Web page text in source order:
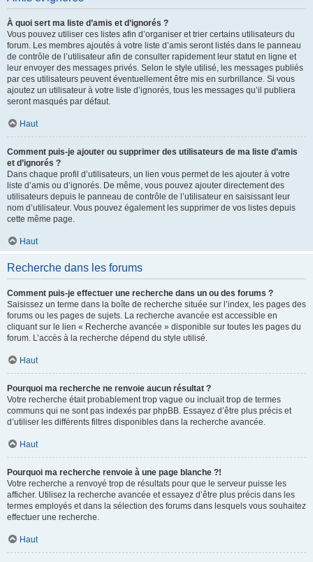
À quoi sert ma liste d’amis et d’ignorés ?
Vous pouvez utiliser ces listes afin d’organiser et trier certains utilisateurs du
forum. Les membres ajoutés à votre liste d’amis seront listés dans le panneau
de contrôle de l’utilisateur afin de consulter rapidement leur statut en ligne et
leur envoyer des messages privés. Selon le style utilisé, les messages publiés
par ces utilisateurs peuvent éventuellement être mis en surbrillance. Si vous
ajoutez un utilisateur à votre liste d’ignorés, tous les messages qu’il publiera
seront masqués par défaut.
Haut
Comment puis-je ajouter ou supprimer des utilisateurs de ma liste d’amis
et d’ignorés ?
Dans chaque profil d’utilisateurs, un lien vous permet de les ajouter à votre
liste d’amis ou d’ignorés. De même, vous pouvez ajouter directement des
utilisateurs depuis le panneau de contrôle de l’utilisateur en saisissant leur
nom d’utilisateur. Vous pouvez également les supprimer de vos listes depuis
cette même page.
Haut
Recherche dans les forums
Comment puis-je effectuer une recherche dans un ou des forums ?
Saisissez un terme dans la boîte de recherche située sur l’index, les pages des
forums ou les pages de sujets. La recherche avancée est accessible en
cliquant sur le lien « Recherche avancée » disponible sur toutes les pages du
forum. L’accès à la recherche dépend du style utilisé.
Haut
Pourquoi ma recherche ne renvoie aucun résultat ?
Votre recherche était probablement trop vague ou incluait trop de termes
communs qui ne sont pas indexés par phpBB. Essayez d’être plus précis et
d’utiliser les différents filtres disponibles dans la recherche avancée.
Haut
Pourquoi ma recherche renvoie à une page blanche ?!
Votre recherche a renvoyé trop de résultats pour que le serveur puisse les
afficher. Utilisez la recherche avancée et essayez d’être plus précis dans les
termes employés et dans la sélection des forums dans lesquels vous souhaitez
effectuer une recherche.
Haut